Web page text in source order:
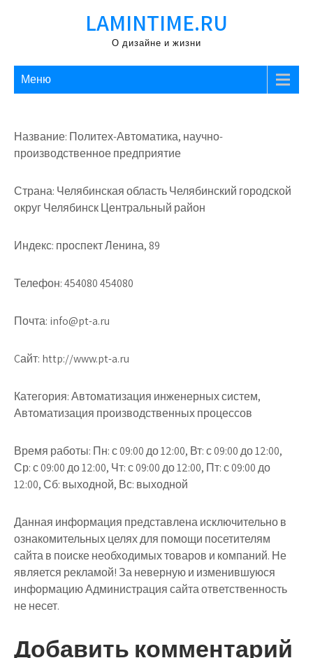
LAMINTIME.RU
О дизайне и жизни
Меню
Название: Политех-Автоматика, научно-
производственное предприятие
Страна: Челябинская область Челябинский городской
округ Челябинск Центральный район
Индекс: проспект Ленина, 89
Телефон: 454080 454080
Почта: info@pt-a.ru
Cайт: http://www.pt-a.ru
Категория: Автоматизация инженерных систем,
Автоматизация производственных процессов
Время работы: Пн: с 09:00 до 12:00, Вт: с 09:00 до 12:00,
Ср: с 09:00 до 12:00, Чт: с 09:00 до 12:00, Пт: с 09:00 до
12:00, Сб: выходной, Вс: выходной
Данная информация представлена исключительно в
ознакомительных целях для помощи посетителям
сайта в поиске необходимых товаров и компаний. Не
является рекламой! За неверную и изменившуюся
информацию Администрация сайта ответственность
не несет.
Добавить комментарий